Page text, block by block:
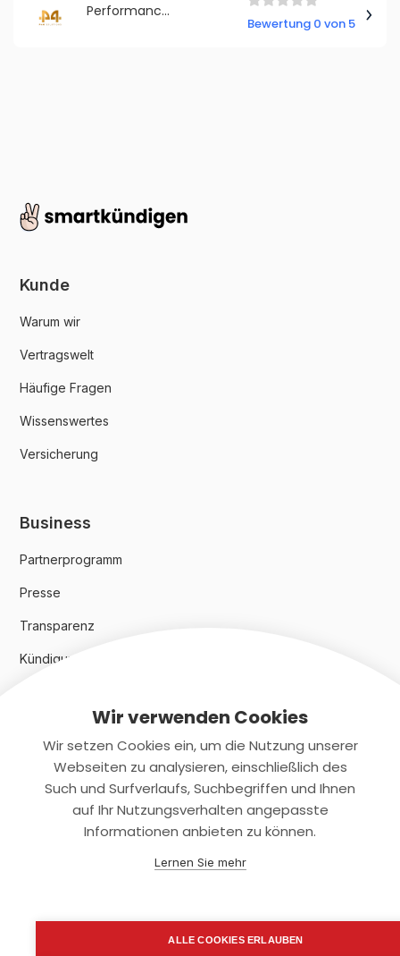
Performance4Media Marketing Dennis A. Hartmann
Bewertung 0 von 5
Kunde
Warum wir
Vertragswelt
Häufige Fragen
Wissenswertes
Versicherung
Business
Partnerprogramm
Presse
Transparenz
Kündigungsindex 2024
Rechtliches
Datenschutz
Wir verwenden Cookies
Wir setzen Cookies ein, um die Nutzung unserer
Webseiten zu analysieren, einschließlich des
Such und Surfverlaufs, Suchbegriffen und Ihnen
auf Ihr Nutzungsverhalten angepasste
Informationen anbieten zu können.
Lernen Sie mehr
ALLE COOKIES ERLAUBEN